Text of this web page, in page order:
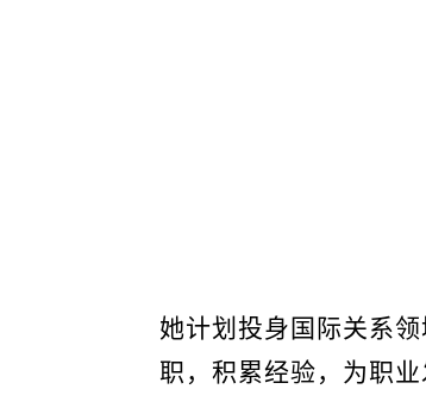
她计划投身国际关系
职，积累经验，为职业